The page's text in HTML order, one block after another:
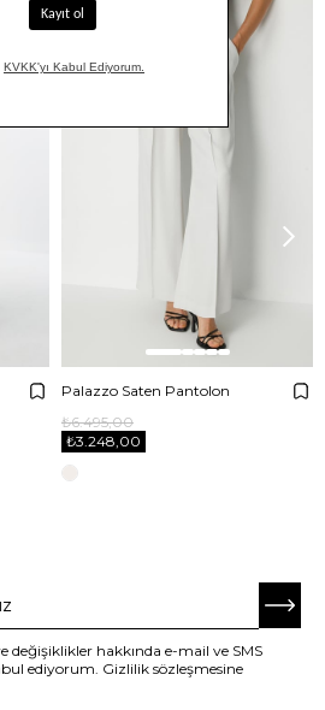
Palazzo Saten Pantolon
₺3.248,00
₺6.495,00
Net %50 İndirim!
değişiklikler hakkında e-mail ve SMS
ediyorum. Gizlilik sözleşmesine